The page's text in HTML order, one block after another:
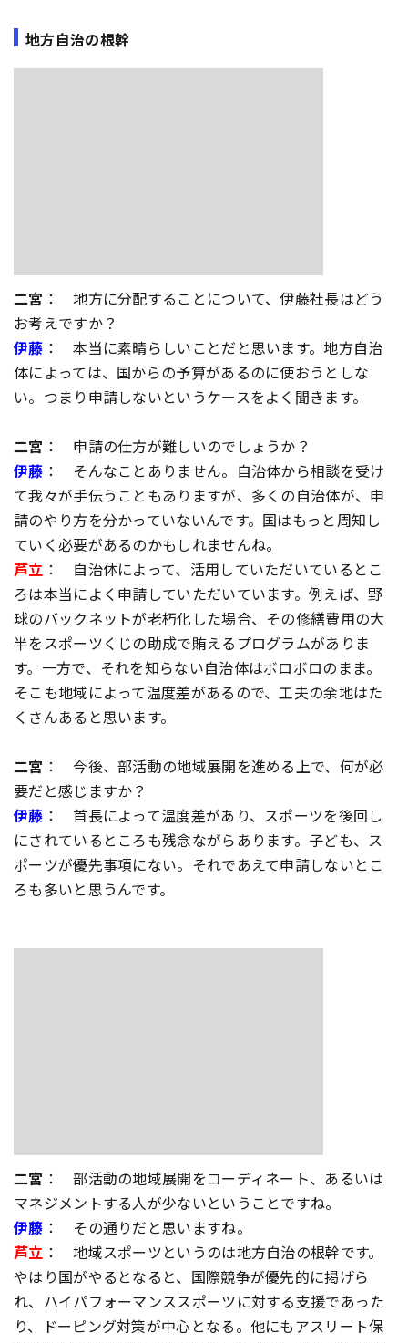
地方自治の根幹
二宮 ： 地方に分配することについて、伊藤社長はどう
お考えですか？
伊藤 ： 本当に素晴らしいことだと思います。地方自治
体によっては、国からの予算があるのに使おうとしな
い。つまり申請しないというケースをよく聞きます。
二宮 ： 申請の仕方が難しいのでしょうか？
伊藤 ： そんなことありません。自治体から相談を受け
て我々が手伝うこともありますが、多くの自治体が、申
請のやり方を分かっていないんです。国はもっと周知し
ていく必要があるのかもしれませんね。
芦立 ： 自治体によって、活用していただいているとこ
ろは本当によく申請していただいています。例えば、野
球のバックネットが老朽化した場合、その修繕費用の大
半をスポーツくじの助成で賄えるプログラムがありま
す。一方で、それを知らない自治体はボロボロのまま。
そこも地域によって温度差があるので、工夫の余地はた
くさんあると思います。
二宮 ： 今後、部活動の地域展開を進める上で、何が必
要だと感じますか？
伊藤 ： 首長によって温度差があり、スポーツを後回し
にされているところも残念ながらあります。子ども、ス
ポーツが優先事項にない。それであえて申請しないとこ
ろも多いと思うんです。
二宮 ： 部活動の地域展開をコーディネート、あるいは
マネジメントする人が少ないということですね。
伊藤 ： その通りだと思いますね。
芦立 ： 地域スポーツというのは地方自治の根幹です。
やはり国がやるとなると、国際競争が優先的に掲げら
れ、ハイパフォーマンススポーツに対する支援であった
り、ドーピング対策が中心となる。他にもアスリート保